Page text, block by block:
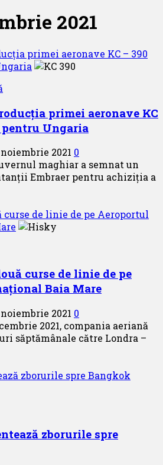
2021
primei aeronave KC – 390
primei aeronave KC
Ungaria
noiembrie 2021 0
maghiar a semnat un
Embraer pentru achiziția a
curse de linie de pe Aeroportul
curse de linie de pe
Baia Mare
noiembrie 2021 0
2021, compania aeriană
săptămânale către Londra –
zborurile spre Bangkok
zborurile spre